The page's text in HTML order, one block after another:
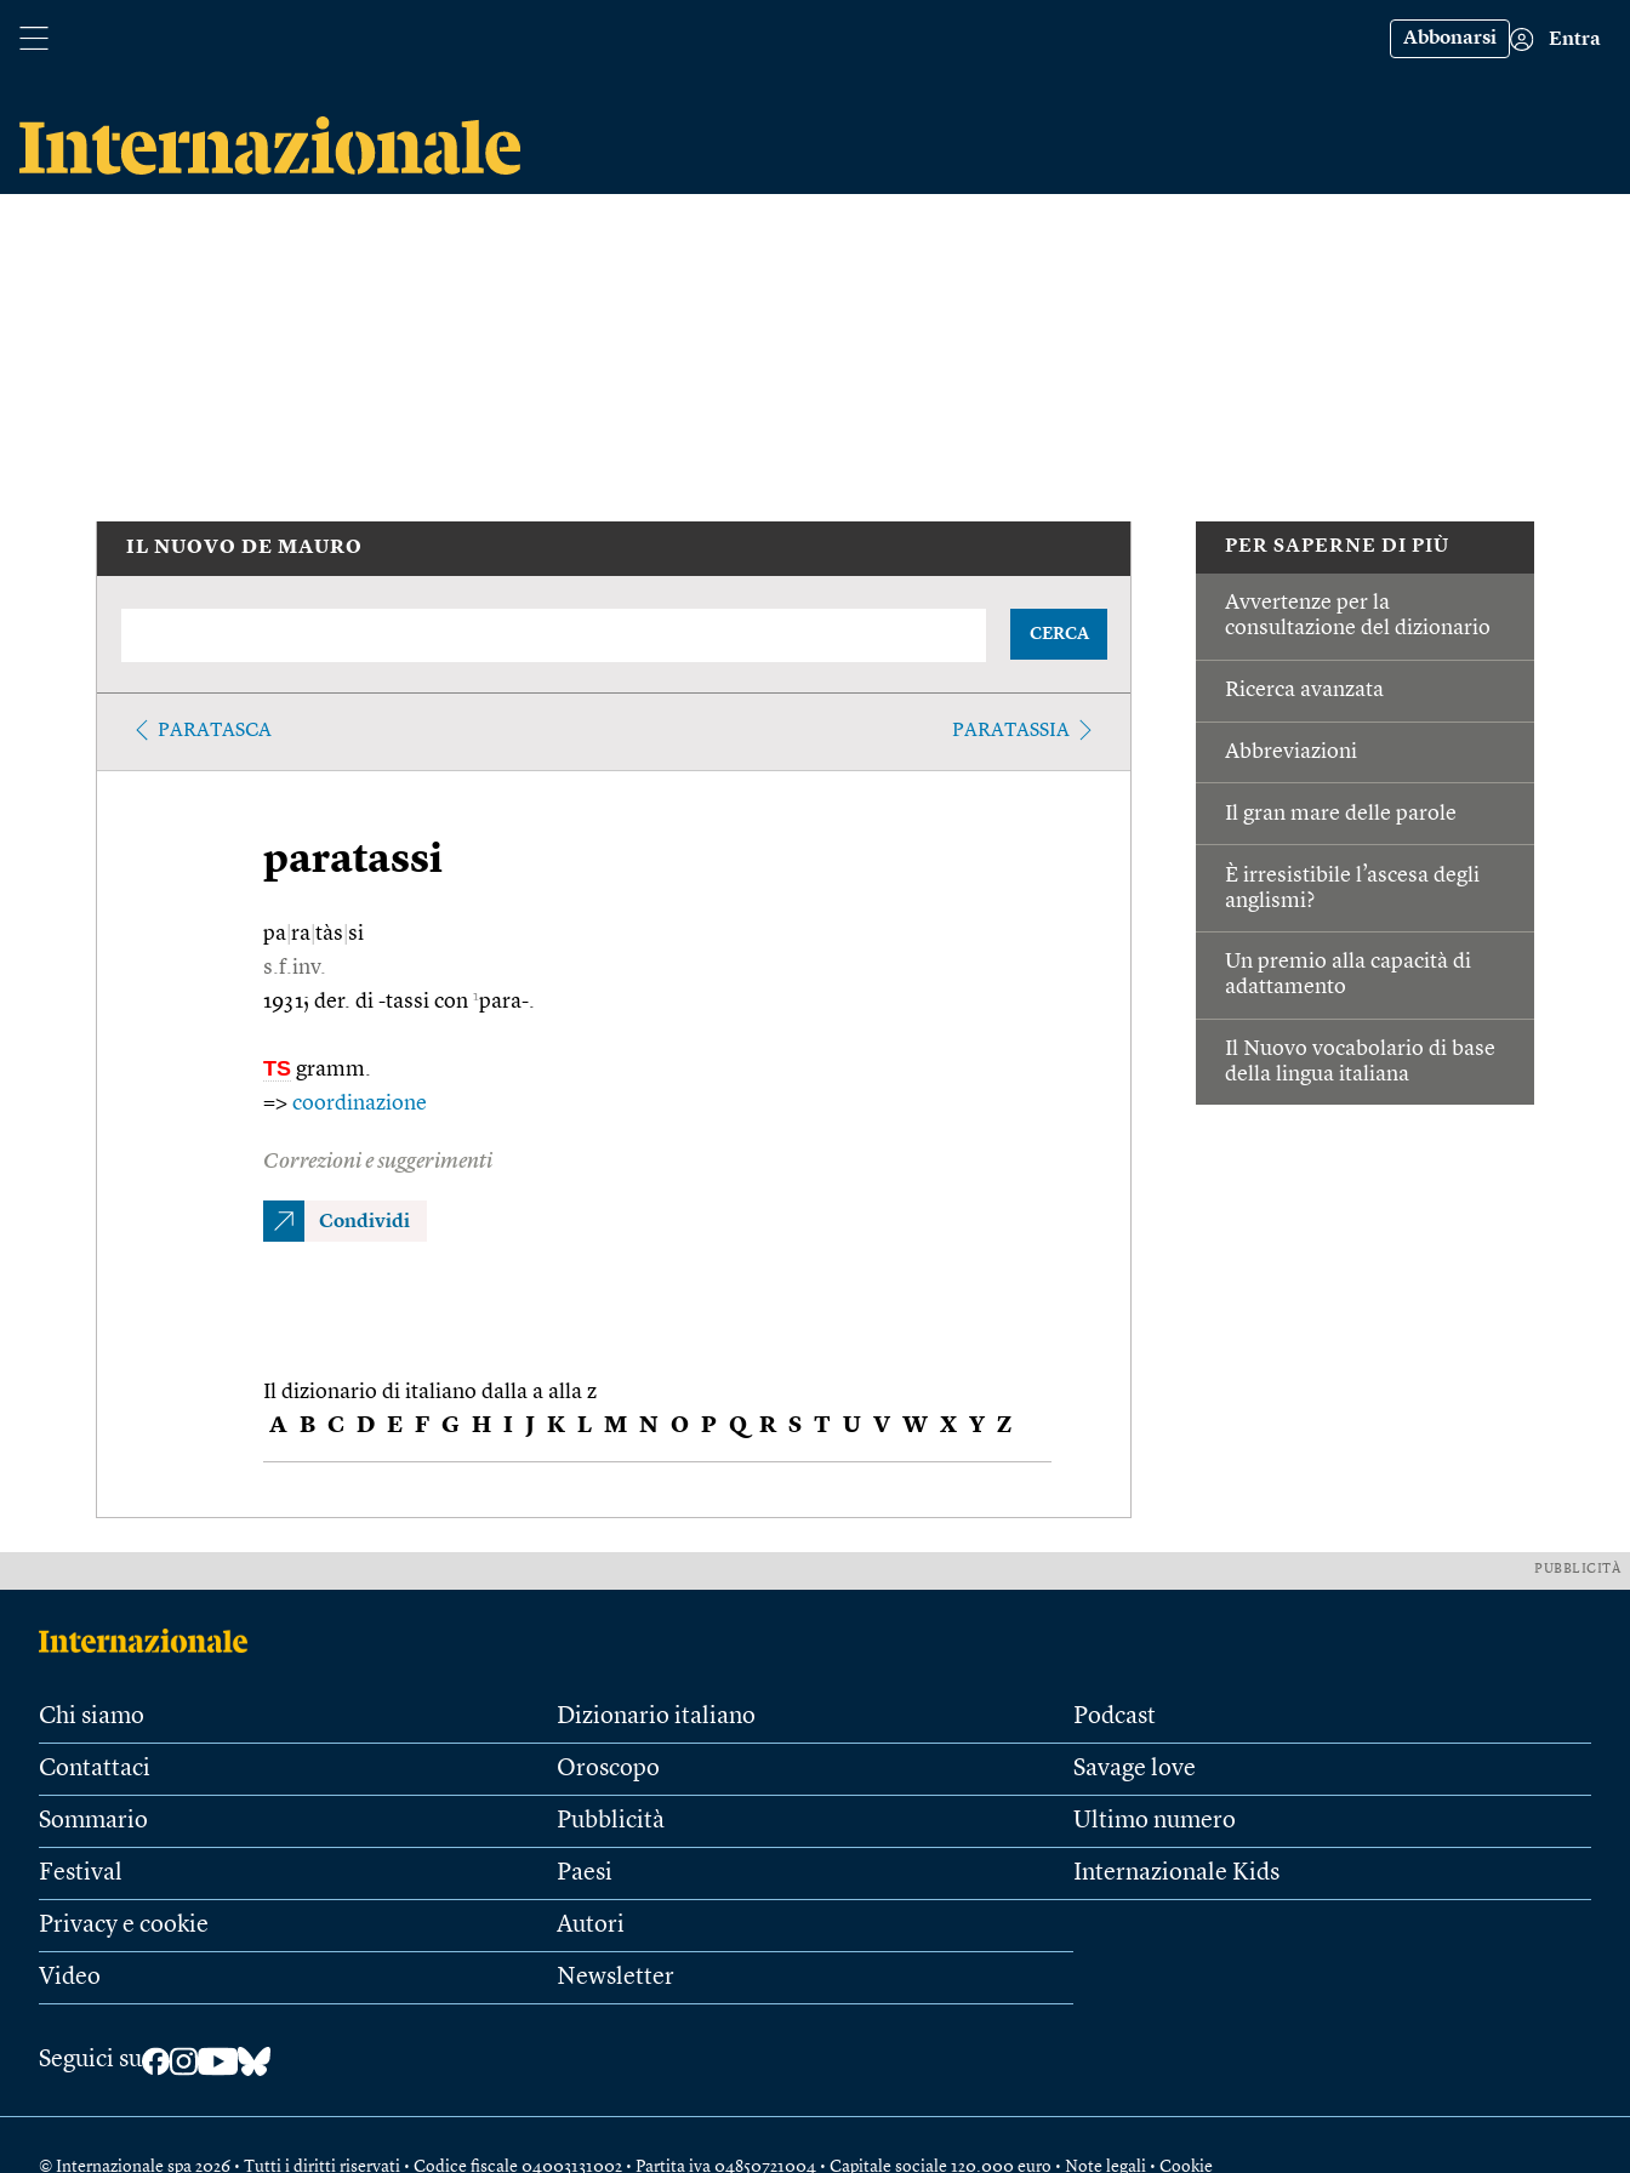
Abbonarsi Entra
PER SAPERNE DI PIÙ
Avvertenze per la
consultazione del dizionario
Ricerca avanzata
Abbreviazioni
Il gran mare delle parole
È irresistibile l’ascesa degli
anglismi?
Un premio alla capacità di
adattamento
Il Nuovo vocabolario di base
della lingua italiana
IL NUOVO DE MAURO
CERCA
PARATASCA PARATASSIA
paratassi
pa ra tàs si
s.f.inv.
1931; der. di -tassi con 1para-.
TS gramm.
=> coordinazione
Correzioni e suggerimenti
Condividi
Il dizionario di italiano dalla a alla z
A B C D E F G H I J K L M N O P Q R S T U V W X Y Z
PUBBLICITÀ
Chi siamo
Contattaci
Sommario
Festival
Privacy e cookie
Video
Dizionario italiano
Oroscopo
Pubblicità
Paesi
Autori
Newsletter
Podcast
Savage love
Ultimo numero
Internazionale Kids
Seguici su
© Internazionale spa 2026 • Tutti i diritti riservati • Codice fiscale 04003131002 • Partita iva 04850721004 • Capitale sociale 120.000 euro • Note legali • Cookie